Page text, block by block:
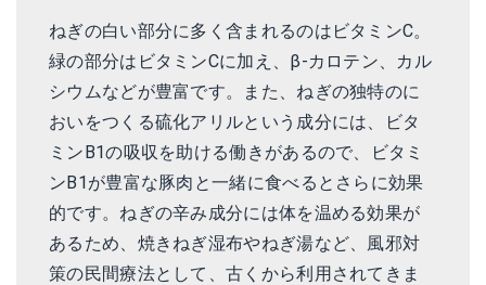
ねぎの白い部分に多く含まれるのはビタミンC。
緑の部分はビタミンCに加え、β-カロテン、カル
シウムなどが豊富です。また、ねぎの独特のに
おいをつくる硫化アリルという成分には、ビタ
ミンB1の吸収を助ける働きがあるので、ビタミ
ンB1が豊富な豚肉と一緒に食べるとさらに効果
的です。ねぎの辛み成分には体を温める効果が
あるため、焼きねぎ湿布やねぎ湯など、風邪対
策の民間療法として、古くから利用されてきま